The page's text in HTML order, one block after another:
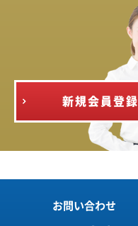
新規会員登録
お問い合わせ